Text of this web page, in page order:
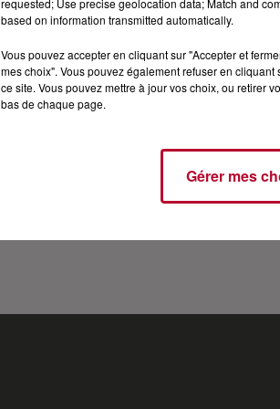
BAM" SE LIVRE POUR LA
grande gagnante de The
laquelle l'interpréte d'"Et bam" se
de référence qui laisse le
based on information transmitted automatically.
Vous pouvez accepter en cliquant sur "Accepter et
mes choix". Vous pouvez également refuser en
ce site. Vous pouvez mettre à jour vos choix, ou retirer
bas de chaque page.
Gérer mes